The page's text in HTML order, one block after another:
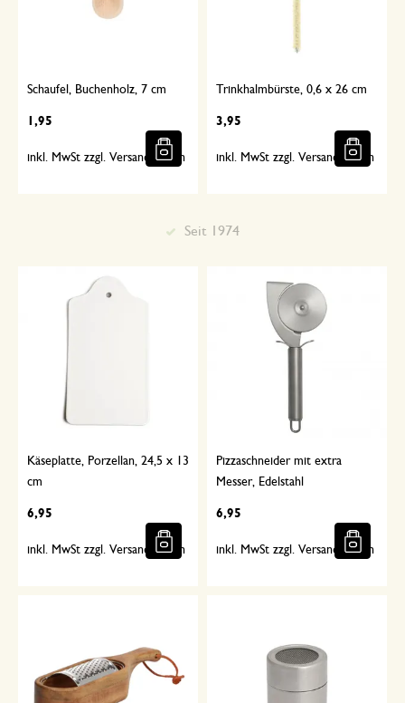
Schaufel, Buchenholz, 7 cm
1,95
inkl. MwSt zzgl. Versandkosten
Trinkhalmbürste, 0,6 x 26 cm
3,95
inkl. MwSt zzgl. Versandkosten
Käseplatte, Porzellan, 24,5 x 13
cm
6,95
inkl. MwSt zzgl. Versandkosten
Pizzaschneider mit extra
Messer, Edelstahl
6,95
inkl. MwSt zzgl. Versandkosten
Sorgfältig ausgewählt